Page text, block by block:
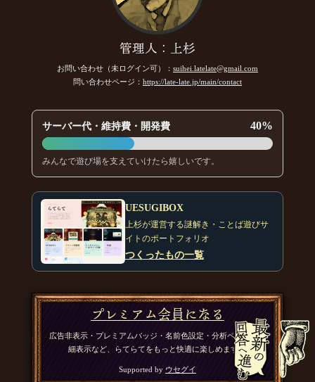
管理人：上杉
お問い合わせ（未ログイン可）： suihei.latelate@gmail.com
問い合わせページ： https://late-late.jp/main/contact
サーバー代・維持費・開発費 40%
みんなで遊び場を支えていけたら嬉しいです。
UESUGIBOX
上杉が運営する謎解き・ことば遊びサ
イトのポートフォリオ
つくったもの一覧
プレミアム会員になる
広告非表示・プレミアムバッジ・名前色設定・分析ページの詳
細表示など、らてらてをもっと快適に楽しめます。
Supported by ウセグイ